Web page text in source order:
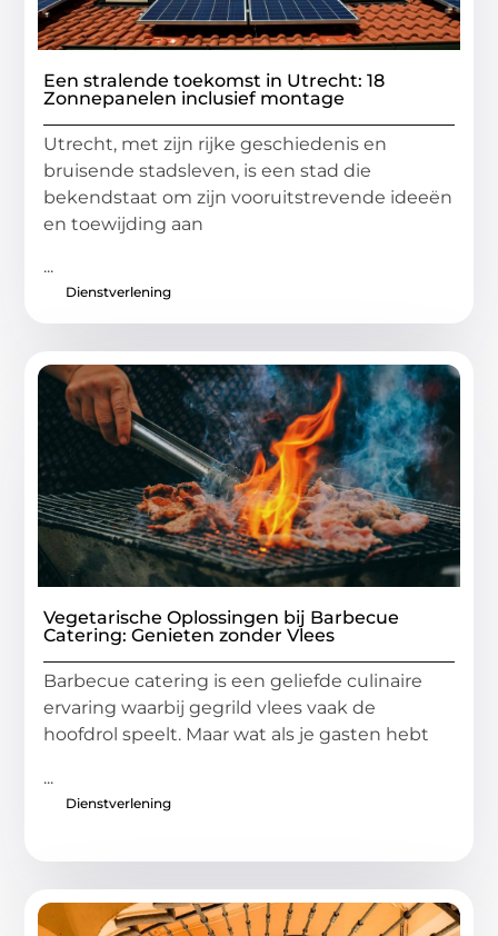
Een stralende toekomst in Utrecht: 18
Zonnepanelen inclusief montage
Utrecht, met zijn rijke geschiedenis en
bruisende stadsleven, is een stad die
bekendstaat om zijn vooruitstrevende ideeën
en toewijding aan
...
Dienstverlening
Vegetarische Oplossingen bij Barbecue
Catering: Genieten zonder Vlees
Barbecue catering is een geliefde culinaire
ervaring waarbij gegrild vlees vaak de
hoofdrol speelt. Maar wat als je gasten hebt
...
Dienstverlening